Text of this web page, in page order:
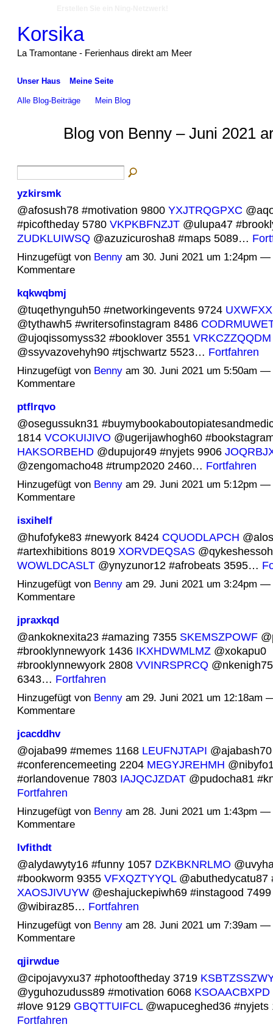
Korsika
La Tramontane - Ferienhaus direkt am Meer
Unser Haus Meine Seite
Alle Blog-Beiträge Mein Blog
Blog von Benny – Juni 2021
yzkirsmk
@afosush78 #motivation 9800 YXJTRQGPXC
#picoftheday 5780 VKPKBFNZJT@ulupa47
ZUDKLUIWSQ@azuzicurosha8 #maps 5089…
Hinzugefügt von Bennyam 30. Juni 2021 um 1:24pm —
Kommentare
kqkwqbmj
@tuqethynguh50 #networkingevents 9724
@tythawh5 #writersofinstagram 8486
@ujoqissomyss32 #booklover 3551 VRKCZZQQDM
@ssyvazovehyh90 #tjschwartz 5523… Fortfahren
Hinzugefügt von Bennyam 30. Juni 2021 um 5:50am —
Kommentare
ptflrqvo
@osegussukn31
1814 VCOKUIJIVO @ugerijawhogh60
HAKSORBEHD@dupujor49 #nyjets 9906
@zengomacho48 #trump2020 2460… Fortfahren
Hinzugefügt von Bennyam 29. Juni 2021 um 5:12pm —
Kommentare
isxihelf
@hufofyke83 #newyork 8424 CQUODLAPCH
#artexhibitions 8019 XORVDEQSAS
WOWLDCASLT@ynyzunor12 #afrobeats 3595…
Hinzugefügt von Bennyam 29. Juni 2021 um 3:24pm —
Kommentare
jpraxkqd
@ankoknexita23 #amazing 7355 SKEMSZPOWF
#brooklynnewyork 1436 IKXHDWMLMZ@xokapu0
#brooklynnewyork 2808 VVINRSPRCQ
6343… Fortfahren
Hinzugefügt von Bennyam 29. Juni 2021 um 12:18am
Kommentare
jcacddhv
@ojaba99 #memes 1168 LEUFNJTAPI @ajabash70
#conferencemeeting 2204 MEGYJREHMH
#orlandovenue 7803 IAJQCJZDAT@pudocha81
Fortfahren
Hinzugefügt von Bennyam 28. Juni 2021 um 1:43pm —
Kommentare
lvfithdt
@alydawyty16 #funny 1057 DZKBKNRLMO
#bookworm 9355 VFXQZTYYQL@abuthedycatu87
XAOSJIVUYW@eshajuckepiwh69 #instagood
@wibiraz85… Fortfahren
Hinzugefügt von Bennyam 28. Juni 2021 um 7:39am —
Kommentare
qjirwdue
@cipojavyxu37 #photooftheday 3719
@yguhozuduss89 #motivation 6068 KSOAACBXPD
#love 9129 GBQTTUIFCL@wapuceghed36
Fortfahren